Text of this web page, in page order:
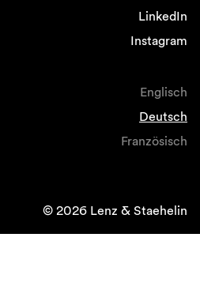
LinkedIn
Instagram
Englisch
Deutsch
Französisch
© 2026 Lenz & Staehelin